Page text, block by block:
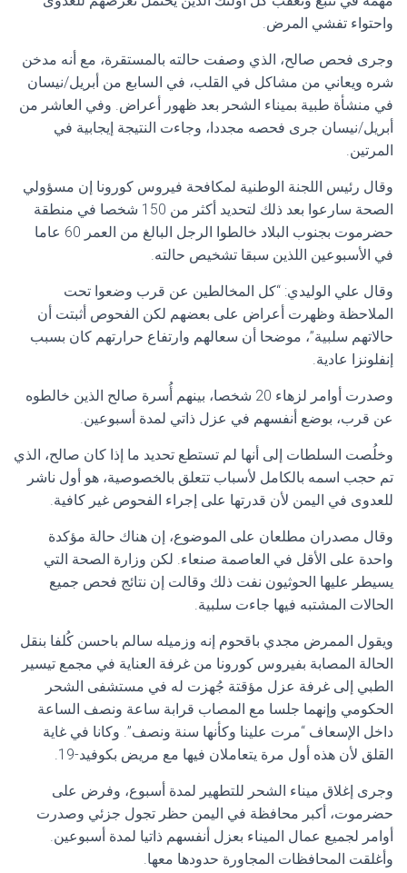
واحتواء تفشي المرض.
وجرى فحص صالح، الذي وصفت حالته بالمستقرة، مع أنه مدخن
شره ويعاني من مشاكل في القلب، في السابع من أبريل/نيسان
في منشأة طبية بميناء الشحر بعد ظهور أعراض. وفي العاشر من
أبريل/نيسان جرى فحصه مجددا، وجاءت النتيجة إيجابية في
المرتين.
وقال رئيس اللجنة الوطنية لمكافحة فيروس كورونا إن مسؤولي
الصحة سارعوا بعد ذلك لتحديد أكثر من 150 شخصا في منطقة
حضرموت بجنوب البلاد خالطوا الرجل البالغ من العمر 60 عاما
في الأسبوعين اللذين سبقا تشخيص حالته.
وقال علي الوليدي: “كل المخالطين عن قرب وضعوا تحت
الملاحظة وظهرت أعراض على بعضهم لكن الفحوص أثبتت أن
حالاتهم سلبية”، موضحا أن سعالهم وارتفاع حرارتهم كان بسبب
إنفلونزا عادية.
وصدرت أوامر لزهاء 20 شخصا، بينهم أُسرة صالح الذين خالطوه
عن قرب، بوضع أنفسهم في عزل ذاتي لمدة أسبوعين.
وخلُصت السلطات إلى أنها لم تستطع تحديد ما إذا كان صالح، الذي
تم حجب اسمه بالكامل لأسباب تتعلق بالخصوصية، هو أول ناشر
للعدوى في اليمن لأن قدرتها على إجراء الفحوص غير كافية.
وقال مصدران مطلعان على الموضوع، إن هناك حالة مؤكدة
واحدة على الأقل في العاصمة صنعاء. لكن وزارة الصحة التي
يسيطر عليها الحوثيون نفت ذلك وقالت إن نتائج فحص جميع
الحالات المشتبه فيها جاءت سلبية.
ويقول الممرض مجدي باقحوم إنه وزميله سالم باحسن كُلفا بنقل
الحالة المصابة بفيروس كورونا من غرفة العناية في مجمع تيسير
الطبي إلى غرفة عزل مؤقتة جُهزت له في مستشفى الشحر
الحكومي وإنهما جلسا مع المصاب قرابة ساعة ونصف الساعة
داخل الإسعاف “مرت علينا وكأنها سنة ونصف”. وكانا في غاية
القلق لأن هذه أول مرة يتعاملان فيها مع مريض بكوفيد-19.
وجرى إغلاق ميناء الشحر للتطهير لمدة أسبوع، وفرض على
حضرموت، أكبر محافظة في اليمن حظر تجول جزئي وصدرت
أوامر لجميع عمال الميناء بعزل أنفسهم ذاتيا لمدة أسبوعين.
وأغلقت المحافظات المجاورة حدودها معها.